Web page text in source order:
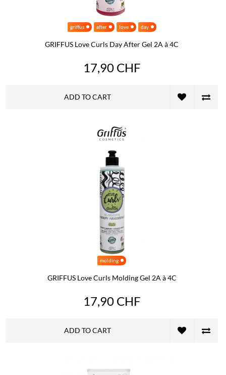
griffus after love day
GRIFFUS Love Curls Day After Gel 2A à 4C
17,90 CHF
ADD TO CART
molding
GRIFFUS Love Curls Molding Gel 2A à 4C
17,90 CHF
ADD TO CART